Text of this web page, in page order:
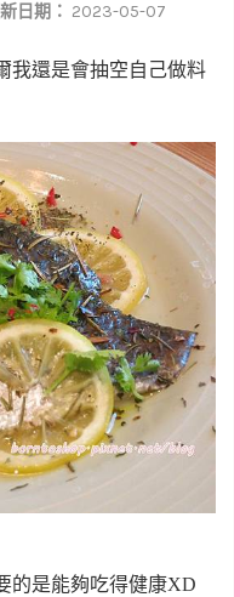
日期： 2023-05-07
我還是會抽空自己做料
的是能夠吃得健康XD